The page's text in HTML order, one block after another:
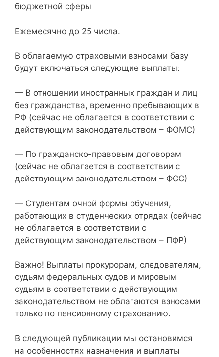
бюджетной сферы
Ежемесячно до 25 числа.
В облагаемую страховыми взносами базу
будут включаться следующие выплаты:
— В отношении иностранных граждан и лиц
без гражданства, временно пребывающих в
РФ (сейчас не облагается в соответствии с
действующим законодательством – ФОМС)
— По гражданско-правовым договорам
(сейчас не облагается в соответствии с
действующим законодательством – ФСС)
— Студентам очной формы обучения,
работающих в студенческих отрядах (сейчас
не облагается в соответствии с
действующим законодательством – ПФР)
Важно! Выплаты прокурорам, следователям,
судьям федеральных судов и мировым
судьям в соответствии с действующим
законодательством не облагаются взносами
только по пенсионному страхованию.
В следующей публикации мы остановимся
на особенностях назначения и выплаты